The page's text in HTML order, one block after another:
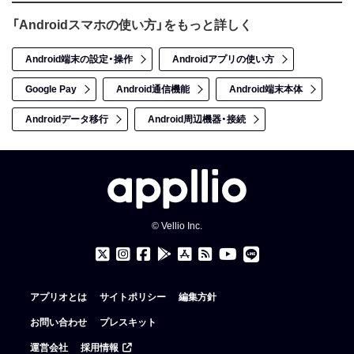
「Androidスマホの使い方」をもっと詳しく
Android端末の設定・操作 Androidアプリの使い方
Google Pay Android通信機能 Android端末本体
Androidデータ移行 Android周辺機器・接続
© Vellio Inc.
アプリオとは サイトポリシー 編集方針
お問い合わせ プレスキット
運営会社 採用情報